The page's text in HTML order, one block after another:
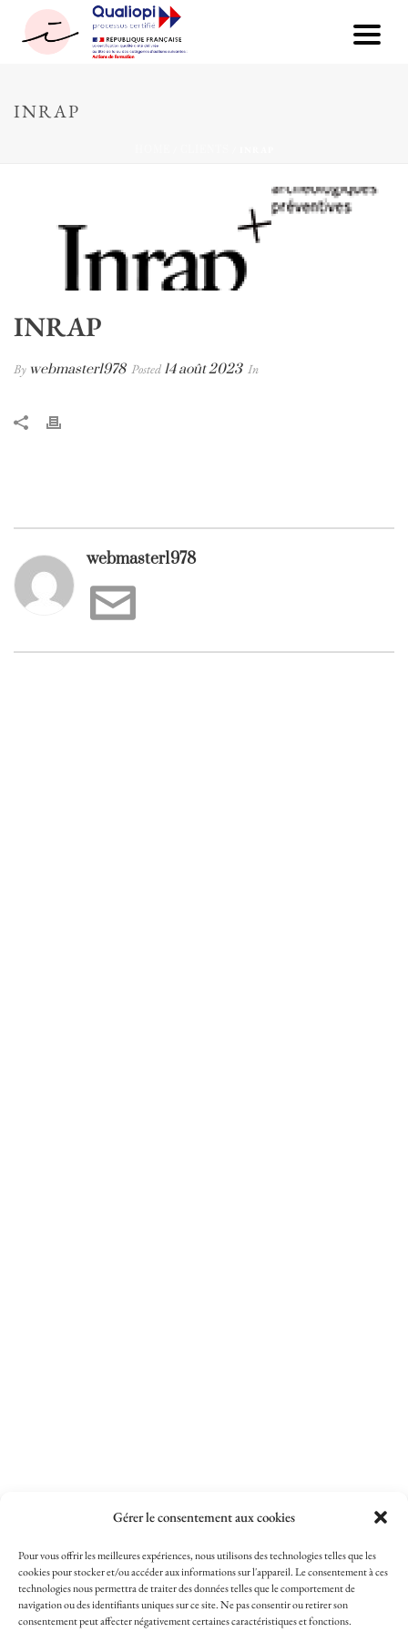
Gérer le consentement aux cookies
Pour vous offrir les meilleures expériences, nous utilisons des technologies telles que les
cookies pour stocker et/ou accéder aux informations sur l'appareil. Le consentement à ces
technologies nous permettra de traiter des données telles que le comportement de
navigation ou des identifiants uniques sur ce site. Ne pas consentir ou retirer son
consentement peut affecter négativement certaines caractéristiques et fonctions.
INRAP
INRAP
By webmaster1978 Posted 14 août 2023 In
webmaster1978